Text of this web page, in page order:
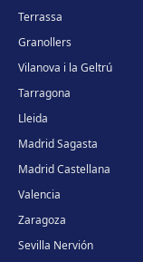
Terrassa
Granollers
Vilanova i la Geltrú
Tarragona
Lleida
Madrid Sagasta
Madrid Castellana
Valencia
Zaragoza
Sevilla Nervión